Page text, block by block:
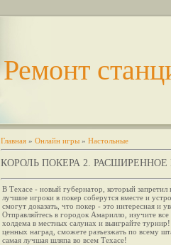
Ремонт
Главная » Онлайн игры » Настольные
КОРОЛЬ ПОКЕРА 2. РАСШИРЕННОЕ
В Техасе - новый губернатор, который
лучшие игроки в покер соберутся вместе и
смогут доказать, что покер - это интересная и
Отправляйтесь в городок Амарилло, изучите все
холдема в местных салунах и выиграйте
ценных наград, сможете разъезжать по всему
самая лучшая шляпа во всем Техасе!